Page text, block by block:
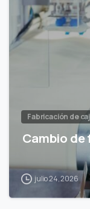
Fabricación de
Cambio de
julio 24, 2026